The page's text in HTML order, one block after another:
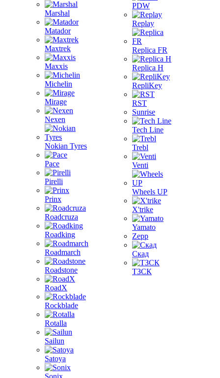
Marshal
Matador
Maxtrek
Maxxis
Michelin
Mirage
Nexen
Nokian Tyres
Pace
Pirelli
Prinx
Roadcruza
Roadking
Roadmarch
Roadstone
RoadX
Rockblade
Rotalla
Sailun
Satoya
Sonix
PDW
Replay
Replica FR
Replica H
RepliKey
RST
Sunrise
Tech Line
Trebl
Venti
Wheels UP
X'trike
Yamato
Zepp
Скад
ТЗСК